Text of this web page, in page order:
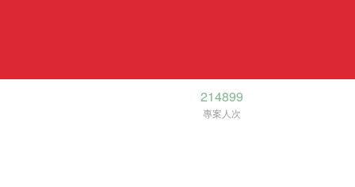
214899
專案人次